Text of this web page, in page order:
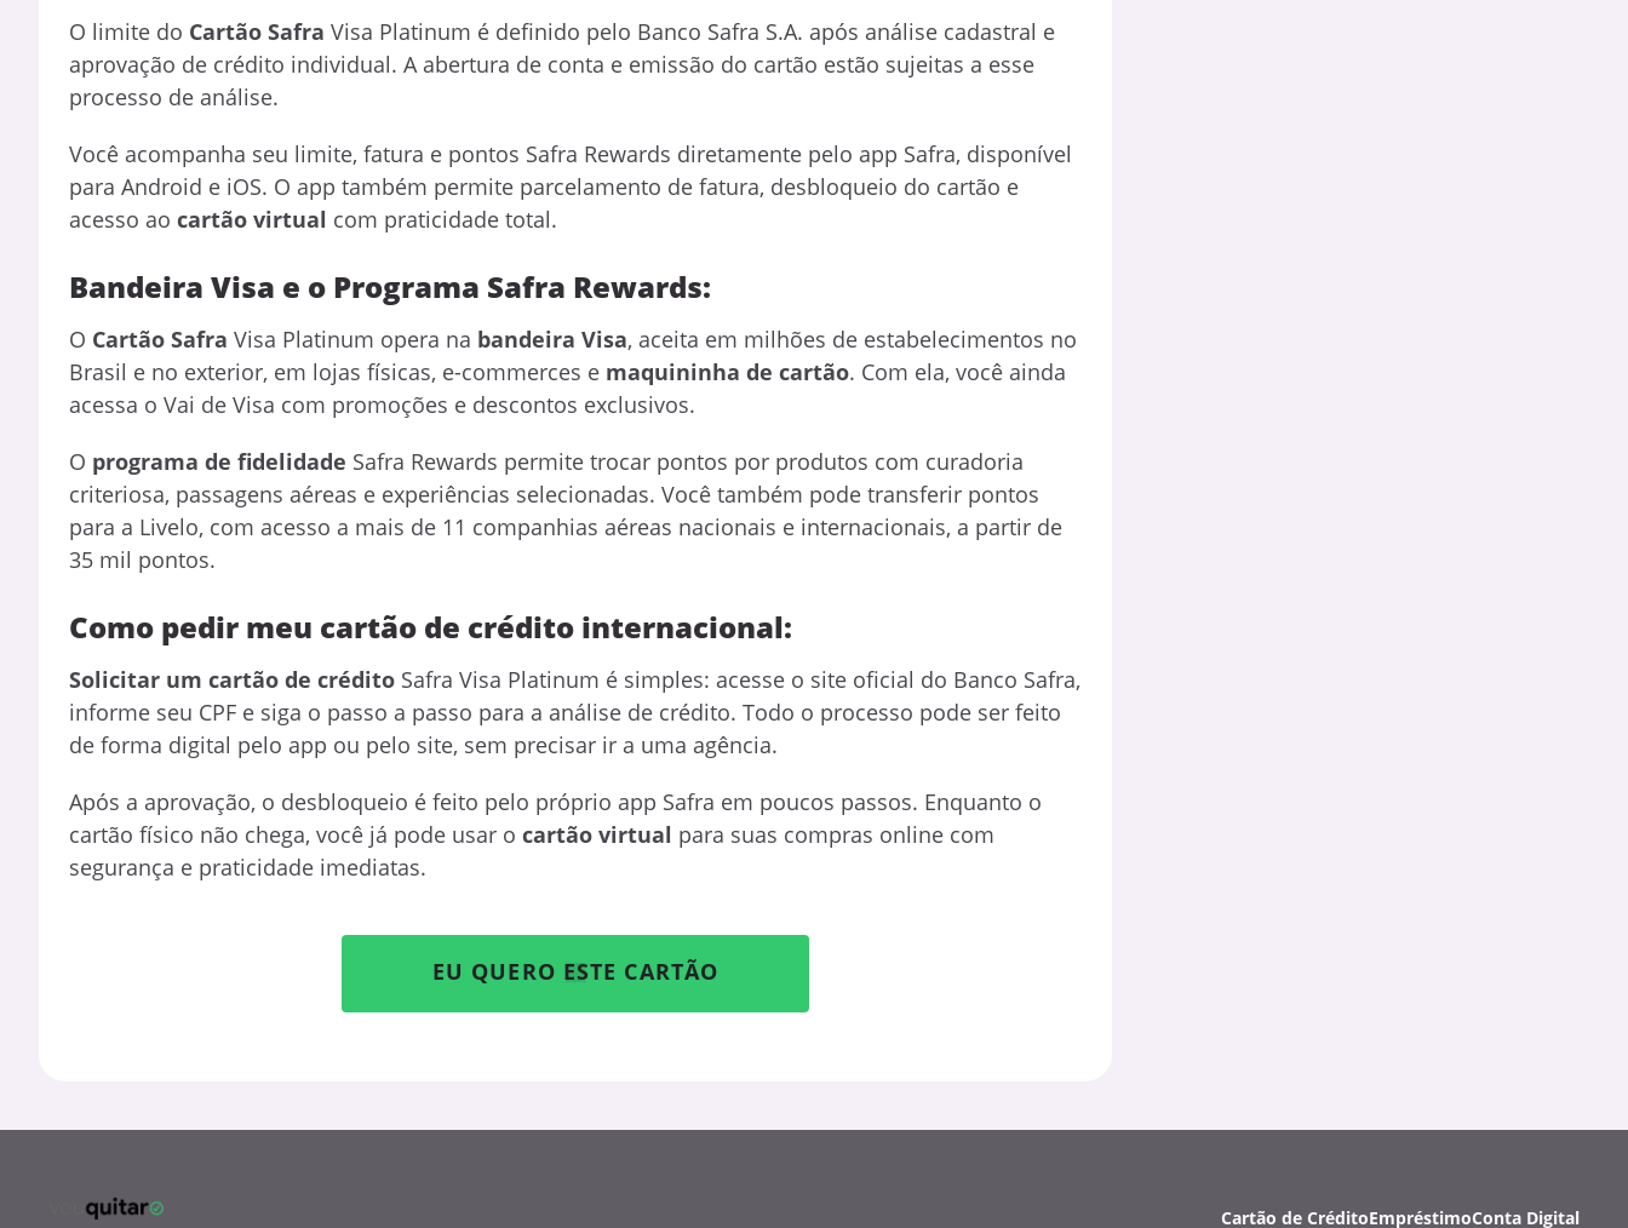
O limite do Cartão Safra Visa Platinum é definido pelo Banco Safra S.A. após análise cadastral e
aprovação de crédito individual. A abertura de conta e emissão do cartão estão sujeitas a esse
processo de análise.
Você acompanha seu limite, fatura e pontos Safra Rewards diretamente pelo app Safra, disponível
para Android e iOS. O app também permite parcelamento de fatura, desbloqueio do cartão e
acesso ao cartão virtual com praticidade total.
Bandeira Visa e o Programa Safra Rewards:
O Cartão Safra Visa Platinum opera na bandeira Visa, aceita em milhões de estabelecimentos no
Brasil e no exterior, em lojas físicas, e-commerces e maquininha de cartão. Com ela, você ainda
acessa o Vai de Visa com promoções e descontos exclusivos.
O programa de fidelidade Safra Rewards permite trocar pontos por produtos com curadoria
criteriosa, passagens aéreas e experiências selecionadas. Você também pode transferir pontos
para a Livelo, com acesso a mais de 11 companhias aéreas nacionais e internacionais, a partir de
35 mil pontos.
Como pedir meu cartão de crédito internacional:
Solicitar um cartão de crédito Safra Visa Platinum é simples: acesse o site oficial do Banco Safra,
informe seu CPF e siga o passo a passo para a análise de crédito. Todo o processo pode ser feito
de forma digital pelo app ou pelo site, sem precisar ir a uma agência.
Após a aprovação, o desbloqueio é feito pelo próprio app Safra em poucos passos. Enquanto o
cartão físico não chega, você já pode usar o cartão virtual para suas compras online com
segurança e praticidade imediatas.
EU QUERO ESTE CARTÃO
Cartão de CréditoEmpréstimoConta Digital